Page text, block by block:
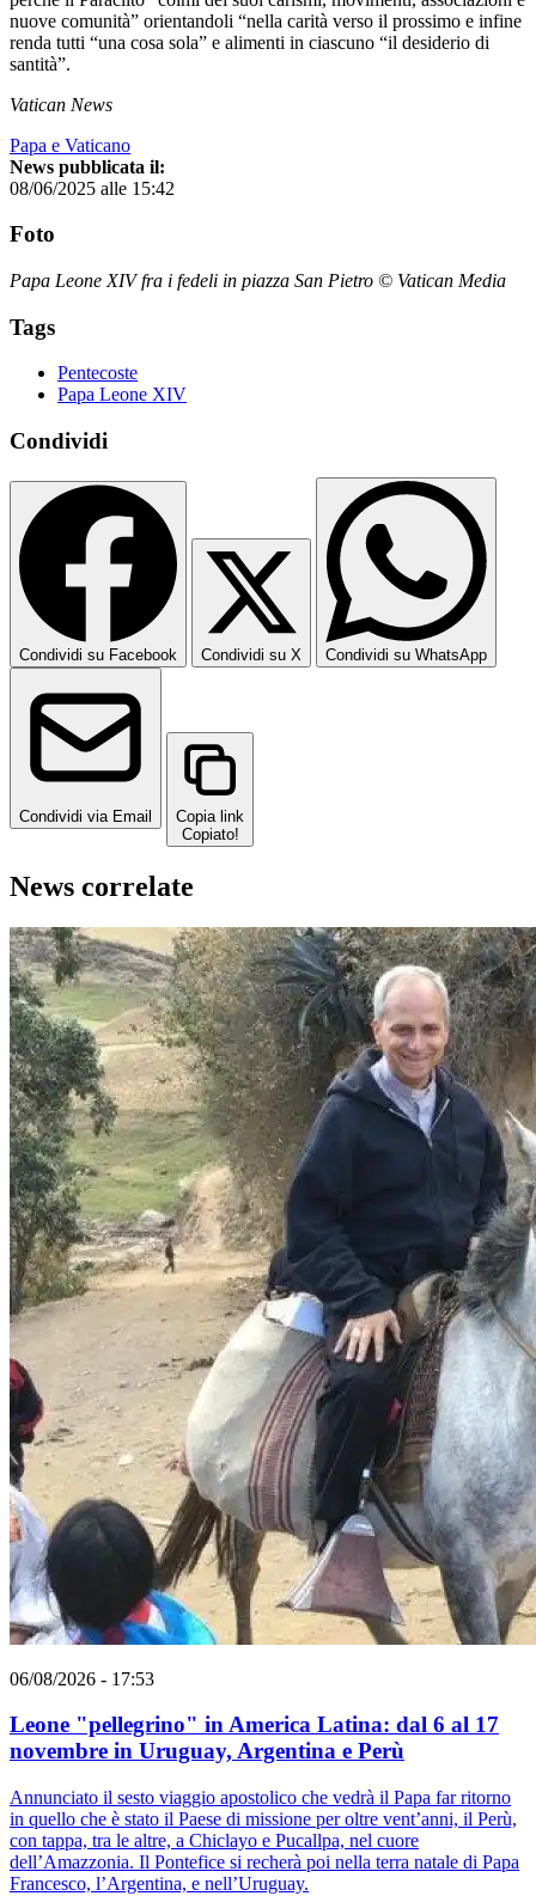
nuove comunità” orientandoli “nella carità verso il prossimo e infine
renda tutti “una cosa sola” e alimenti in ciascuno “il desiderio di
santità”.
Vatican News
Papa e Vaticano
News pubblicata il:
08/06/2025 alle 15:42
Foto
Papa Leone XIV fra i fedeli in piazza San Pietro © Vatican Media
Tags
Pentecoste
Papa Leone XIV
Condividi
Condividi su Facebook Condividi su X Condividi su WhatsApp
Condividi via Email
Copia link
Copiato!
News correlate
06/08/2026 - 17:53
Leone "pellegrino" in America Latina: dal 6 al 17
novembre in Uruguay, Argentina e Perù
Annunciato il sesto viaggio apostolico che vedrà il Papa far ritorno
in quello che è stato il Paese di missione per oltre vent’anni, il Perù,
con tappa, tra le altre, a Chiclayo e Pucallpa, nel cuore
dell’Amazzonia. Il Pontefice si recherà poi nella terra natale di Papa
Francesco, l’Argentina, e nell’Uruguay.